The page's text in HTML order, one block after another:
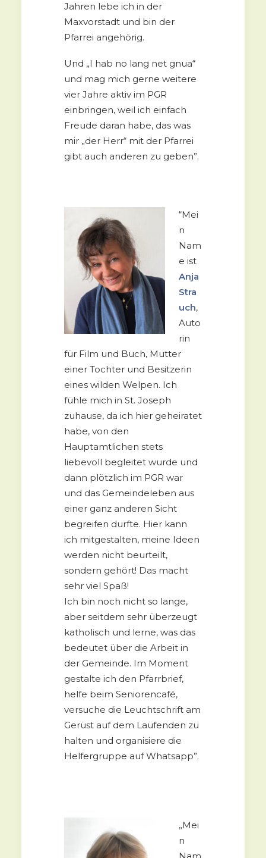
Jahren lebe ich in der
Maxvorstadt und bin der
Pfarrei angehörig.
Und „I hab no lang net gnua“
und mag mich gerne weitere
vier Jahre aktiv im PGR
einbringen, weil ich einfach
Freude daran habe, das was
mir „der Herr“ mit der Pfarrei
gibt auch anderen zu geben”.
“Mei
n
Nam
e ist
Anja
Stra
uch,
Auto
rin
für Film und Buch, Mutter
einer Tochter und Besitzerin
eines wilden Welpen. Ich
fühle mich in St. Joseph
zuhause, da ich hier geheiratet
habe, von den
Hauptamtlichen stets
liebevoll begleitet wurde und
dann plötzlich im PGR war
und das Gemeindeleben aus
einer ganz anderen Sicht
begreifen durfte. Hier kann
ich mitgestalten, meine Ideen
werden nicht beurteilt,
sondern gehört! Das macht
sehr viel Spaß!
Ich bin noch nicht so lange,
aber seitdem sehr überzeugt
katholisch und lerne, was das
bedeutet über die Arbeit in
der Gemeinde. Im Moment
gestalte ich den Pfarrbrief,
helfe beim Seniorencafé,
versuche die Leuchtschrift am
Gerüst auf dem Laufenden zu
halten und organisiere die
Helfergruppe auf Whatsapp”.
„Mei
n